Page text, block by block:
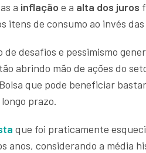
a inflação e a alta dos juros
de consumo ao invés das
desafios e pessimismo
abrindo mão de ações do
que pode beneficiar
prazo.
que foi praticamente
anos, considerando a média